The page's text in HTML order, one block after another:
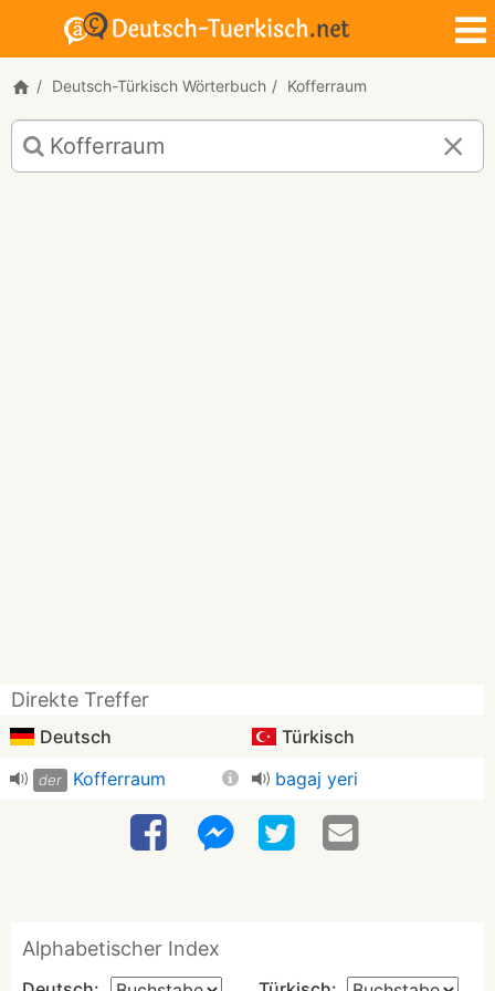
Deutsch-Türkisch Wörterbuch Kofferraum
Deutsch-
Türkisch
Übersetzung
Direkte Treffer
Deutsch Türkisch
der Kofferraum bagaj yeri
Alphabetischer Index